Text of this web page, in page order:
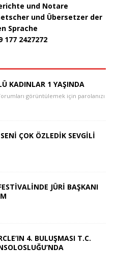
und Notare
und Übersetzer der
Sprache
2427272
KADINLAR 1 YAŞINDA
görüntülemek için parolanızı
ÇOK ÖZLEDİK SEVGİLİ
JÜRİ BAŞKANI
4. BULUŞMASI T.C.